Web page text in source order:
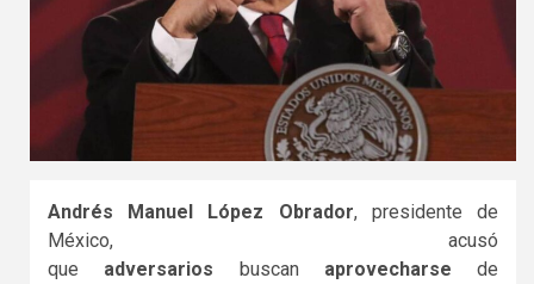
Andrés Manuel López Obrador, presidente de
México, acusó
que adversarios buscan aprovecharse de